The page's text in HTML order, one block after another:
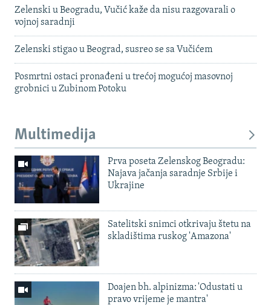
Zelenski u Beogradu, Vučić kaže da nisu razgovarali o
vojnoj saradnji
Zelenski stigao u Beograd, susreo se sa Vučićem
Posmrtni ostaci pronađeni u trećoj mogućoj masovnoj
grobnici u Zubinom Potoku
Multimedija
Prva poseta Zelenskog Beogradu:
Najava jačanja saradnje Srbije i
Ukrajine
Satelitski snimci otkrivaju štetu na
skladištima ruskog 'Amazona'
Doajen bh. alpinizma: 'Odustati u
pravo vrijeme je mantra'